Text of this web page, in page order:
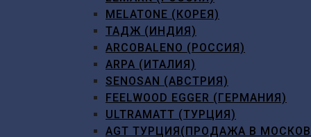
MELATONE (КОРЕЯ)
ТАДЖ (ИНДИЯ)
ARCOBALENO (РОССИЯ)
ARPA (ИТАЛИЯ)
SENOSAN (АВСТРИЯ)
FEELWOOD EGGER (ГЕРМАНИЯ)
ULTRAMATT (ТУРЦИЯ)
AGT ТУРЦИЯ(ПРОДАЖА В